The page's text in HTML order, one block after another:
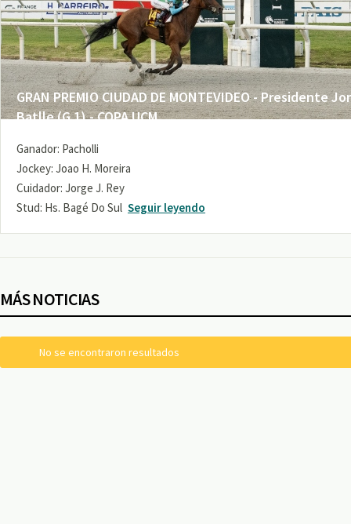
GRAN PREMIO CIUDAD DE MONTEVIDEO - Presidente
Batlle (G 1) - COPA UCM
Ganador: Pacholli
Jockey: Joao H. Moreira
Cuidador: Jorge J. Rey
Stud: Hs. Bagé Do Sul Seguir leyendo
MÁS NOTICIAS
No se encontraron resultados